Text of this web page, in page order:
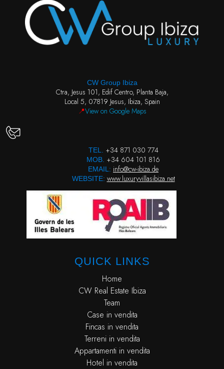
CW Group Ibiza
Ctra, Jesus 101, Edif Centro, Planta Baja,
Local 5, 07819 Jesus, Ibiza, Spain
📍View on Google Maps
TEL. +34 871 030 774
MOB. +34 604 101 816
EMAIL: info@cw-ibiza.de
WEBSITE: www.luxuryvillasibiza.net
QUICK LINKS
Home
CW Real Estate Ibiza
Team
Case in vendita
Fincas in vendita
Terreni in vendita
Appartamenti in vendita
Hotel in vendita